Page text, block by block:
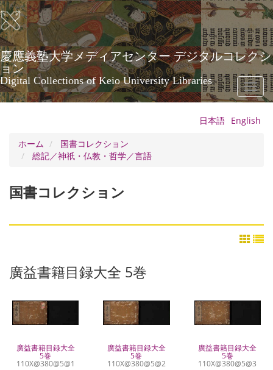
メ
イ
ン
コ
ン
テ
ン
ツ
に
慶應義塾大学メディアセンター デジタルコレクシ
ョン
Digital Collections of Keio University Libraries
Toggle
日本語 English
ホーム
国書コレクション
総記／神祇・仏教・哲学／言語
国書コレクション
廣益書籍目録大全 5巻
廣益書籍目録大全
5巻
110X@380@5@1
廣益書籍目録大全
5巻
110X@380@5@2
廣益書籍目録大全
5巻
110X@380@5@3